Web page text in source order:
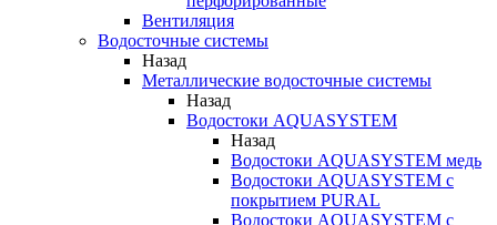
Вентиляция
Водосточные системы
Назад
Металлические водосточные системы
Назад
Водостоки AQUASYSTEM
Назад
Водостоки AQUASYSTEM медь
Водостоки AQUASYSTEM с
покрытием PURAL
Водостоки AQUASYSTEM с